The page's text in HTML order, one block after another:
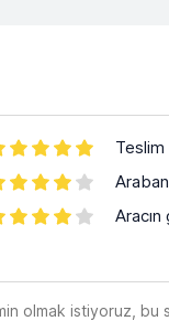
Teslim
olmak istiyoruz,